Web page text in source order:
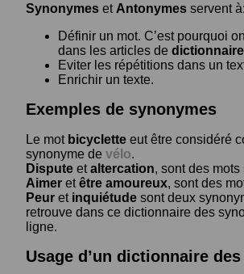
Synonymes et Antonymes servent à:
Définir un mot. C’est pourquoi
dans les articles de
Eviter les répétitions dans un
Enrichir un texte.
Exemples de synonymes
Le mot bicyclette eut être considéré
synonyme de vélo.
Dispute etaltercation, sont des
Aimer etêtre amoureux, sont des
Peur et inquiétude sont deux
retrouve dans ce dictionnaire des
ligne.
Usage d’un dictionnaire